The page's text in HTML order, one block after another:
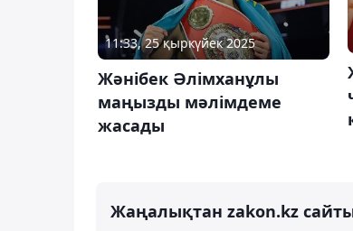
11:33, 25 қыркүйек 2025
Жәнібек Әлімханұлы
маңызды мәлімдеме
жасады
Жаңалықтан zakon.kz